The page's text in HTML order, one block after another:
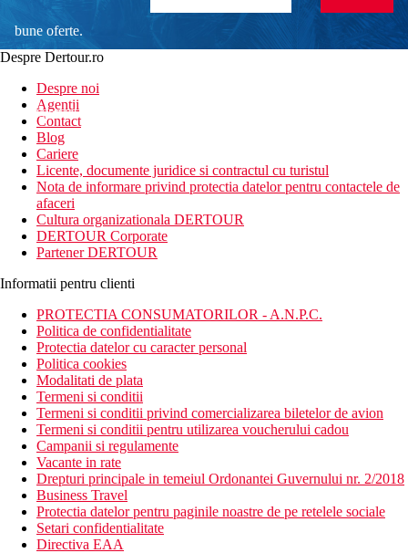
bune oferte.
newsletter!
Despre Dertour.ro
Despre noi
Agentii
Contact
Blog
Cariere
Licente, documente juridice si contractul cu turistul
Nota de informare privind protectia datelor pentru contactele de
afaceri
Cultura organizationala DERTOUR
DERTOUR Corporate
Partener DERTOUR
Informatii pentru clienti
PROTECTIA CONSUMATORILOR - A.N.P.C.
Politica de confidentialitate
Protectia datelor cu caracter personal
Politica cookies
Modalitati de plata
Termeni si conditii
Termeni si conditii privind comercializarea biletelor de avion
Termeni si conditii pentru utilizarea voucherului cadou
Campanii si regulamente
Vacante in rate
Drepturi principale in temeiul Ordonantei Guvernului nr. 2/2018
Business Travel
Protectia datelor pentru paginile noastre de pe retelele sociale
Setari confidentialitate
Directiva EAA